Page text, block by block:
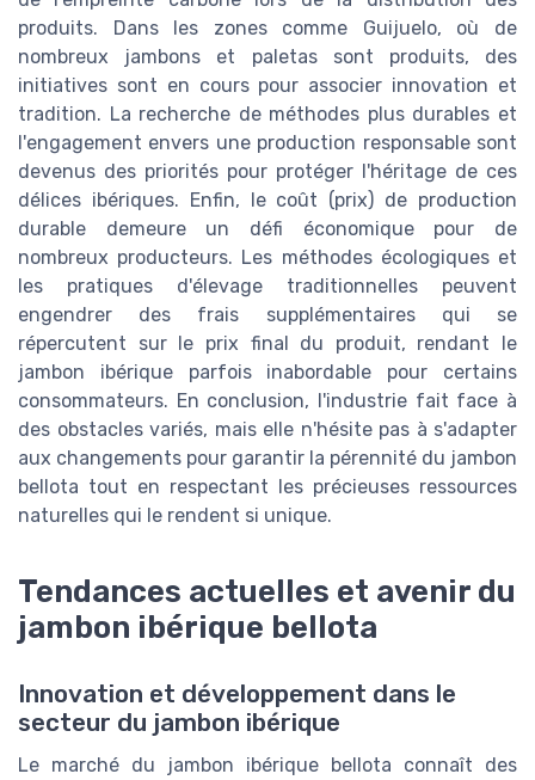
produits. Dans les zones comme Guijuelo, où de
nombreux jambons et paletas sont produits, des
initiatives sont en cours pour associer innovation et
tradition. La recherche de méthodes plus durables et
l'engagement envers une production responsable sont
devenus des priorités pour protéger l'héritage de ces
délices ibériques. Enfin, le coût (prix) de production
durable demeure un défi économique pour de
nombreux producteurs. Les méthodes écologiques et
les pratiques d'élevage traditionnelles peuvent
engendrer des frais supplémentaires qui se
répercutent sur le prix final du produit, rendant le
jambon ibérique parfois inabordable pour certains
consommateurs. En conclusion, l'industrie fait face à
des obstacles variés, mais elle n'hésite pas à s'adapter
aux changements pour garantir la pérennité du jambon
bellota tout en respectant les précieuses ressources
naturelles qui le rendent si unique.
Tendances actuelles et avenir du
jambon ibérique bellota
Innovation et développement dans le
secteur du jambon ibérique
Le marché du jambon ibérique bellota connaît des